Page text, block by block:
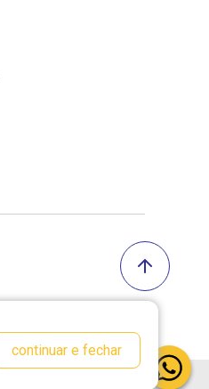
continuar e fechar